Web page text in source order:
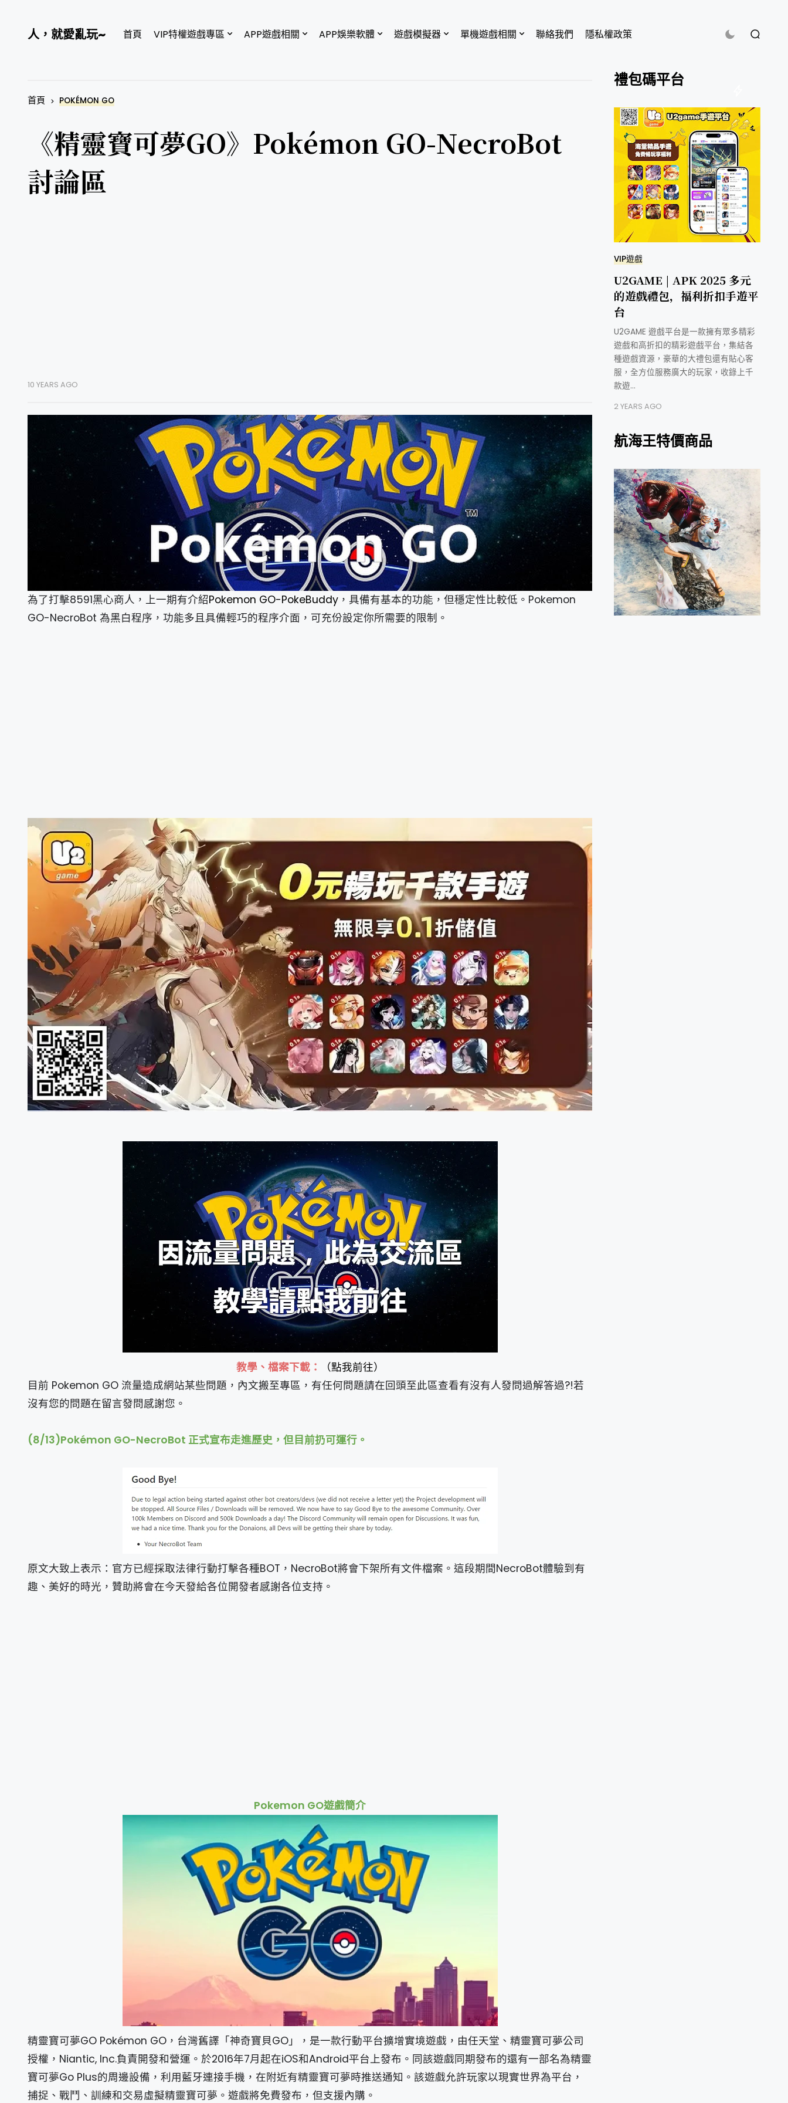
人，就愛亂玩~ 首頁 VIP特權遊戲專區 APP遊戲相關 APP娛樂軟體 遊戲模擬器 單機遊戲相關 聯絡我們 隱私權政策
首頁 POKÉMON GO
《精靈寶可夢GO》Pokémon GO-NecroBot
討論區
10 YEARS AGO
為了打擊8591黑心商人，上一期有介紹Pokemon GO-PokeBuddy ，具備有基本的功能，但穩定性比較低。Pokemon
GO-NecroBot 為黑白程序，功能多且具備輕巧的程序介面，可充份設定你所需要的限制。
教學、檔案下載：
（點我前往）
目前 Pokemon GO 流量造成網站某些問題，內文搬至專區，有任何問題請在回頭至此區查看有沒有人發問過解答過?!若
沒有您的問題在留言發問感謝您。
(8/13)Pokémon GO-NecroBot 正式宣布走進歷史，但目前扔可運行。
原文大致上表示：官方已經採取法律行動打擊各種BOT，NecroBot將會下架所有文件檔案。這段期間NecroBot體驗到有
趣、美好的時光，贊助將會在今天發給各位開發者感謝各位支持。
Pokemon GO遊戲簡介
精靈寶可夢GO Pokémon GO，台灣舊譯「神奇寶貝GO」，是一款行動平台擴增實境遊戲，由任天堂、精靈寶可夢公司
授權，Niantic, Inc.負責開發和營運。於2016年7月起在iOS和Android平台上發布。同該遊戲同期發布的還有一部名為精靈
寶可夢Go Plus的周邊設備，利用藍牙連接手機，在附近有精靈寶可夢時推送通知。該遊戲允許玩家以現實世界為平台，
捕捉、戰鬥、訓練和交易虛擬精靈寶可夢。遊戲將免費發布，但支援內購。
禮包碼平台
VIP遊戲
U2GAME | APK 2025 多元
的遊戲禮包，福利折扣手遊平
台
U2GAME 遊戲平台是一款擁有眾多精彩
遊戲和高折扣的精彩遊戲平台，集結各
種遊戲資源，豪華的大禮包還有貼心客
服，全方位服務廣大的玩家，收錄上千
款遊…
2 YEARS AGO
航海王特價商品